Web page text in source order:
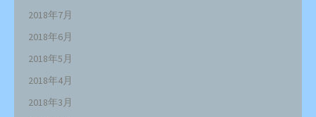
2018年7月
2018年6月
2018年5月
2018年4月
2018年3月